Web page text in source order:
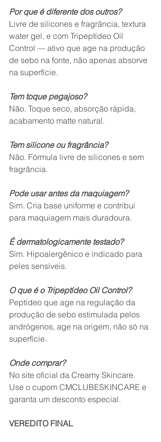
Por que é diferente dos outros?
Livre de silicones e fragrância, textura
water gel, e com Tripeptídeo Oil
Control — ativo que age na produção
de sebo na fonte, não apenas absorve
na superfície.
Tem toque pegajoso?
Não. Toque seco, absorção rápida,
acabamento matte natural.
Tem silicone ou fragrância?
Não. Fórmula livre de silicones e sem
fragrância.
Pode usar antes da maquiagem?
Sim. Cria base uniforme e contribui
para maquiagem mais duradoura.
É dermatologicamente testado?
Sim. Hipoalergênico e indicado para
peles sensíveis.
O que é o Tripeptídeo Oil Control?
Peptídeo que age na regulação da
produção de sebo estimulada pelos
andrógenos, age na origem, não só na
superfície.
Onde comprar?
No site oficial da Creamy Skincare.
Use o cupom CMCLUBESKINCARE e
garanta um desconto especial.
VEREDITO FINAL